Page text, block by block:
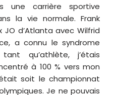
une carrière sportive
la vie normale. Frank
JO d’Atlanta avec Wilfrid
a connu le syndrome
qu’athlète, j’étais
à 100 % vers mon
soit le championnat
Je ne pouvais